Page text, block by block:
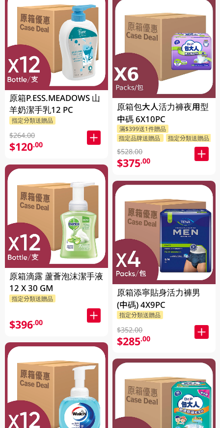
原箱P.ESS.MEADOWS 山
羊奶潔手乳12 PC
指定分類送贈品
$264.00
$120.00
原箱滴露 蘆薈泡沫潔手液
12 X 30 GM
指定分類送贈品
$396.00
原箱包大人活力褲夜用型
中碼 6X10PC
滿$399送1件贈品
指定品牌送贈品
指定分類送贈品
$528.00
$375.00
原箱添寧貼身活力褲男
(中碼) 4X9PC
指定分類送贈品
$352.00
$285.00